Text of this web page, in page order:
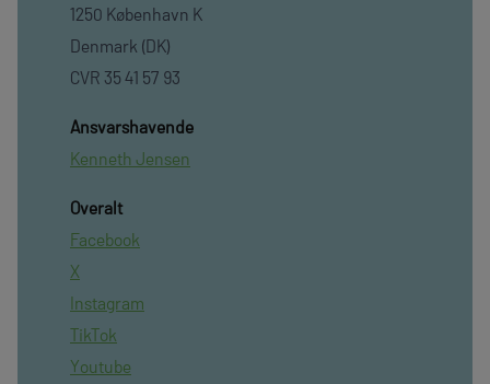
1250 København K
Denmark (DK)
CVR 35 41 57 93
Ansvarshavende
Kenneth Jensen
Overalt
Facebook
X
Instagram
TikTok
Youtube